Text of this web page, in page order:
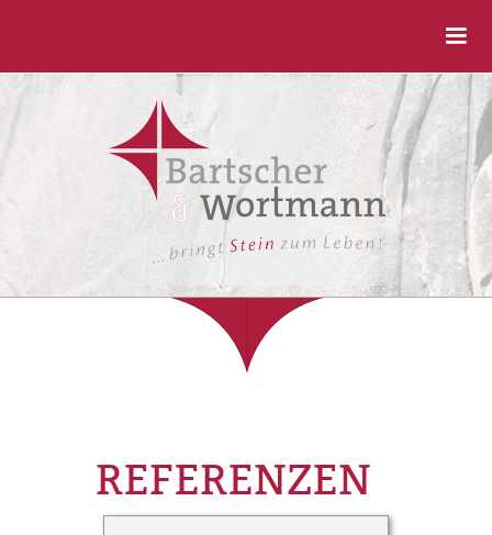
REFERENZEN